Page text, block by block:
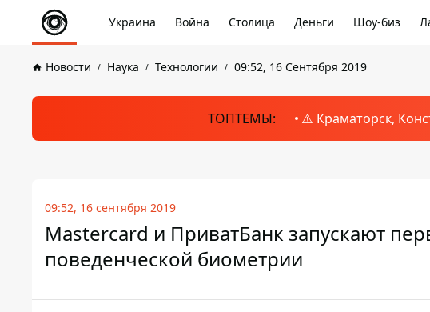
Украина Война Столица Деньги Шоу-биз
Новости Наука Технологии 09:52, 16 Сентября 2019
ТОПТЕМЫ: ⚠️ Краматорск,
09:52, 16 сентября 2019
Mastercard и ПриватБанк запускают
поведенческой биометрии